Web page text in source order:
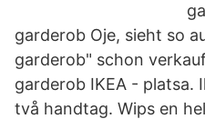
garderob Oje, sieht so
garderob" schon
garderob IKEA - platsa.
två handtag. Wips en